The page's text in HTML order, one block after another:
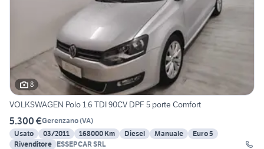
8
VOLKSWAGEN Polo 1.6 TDI 90CV DPF 5 porte Comfort
5.300 €Gerenzano(VA)
Usato
03/2011 168000 Km Diesel Manuale
Euro 5
Rivenditore ESSEPCAR SRL